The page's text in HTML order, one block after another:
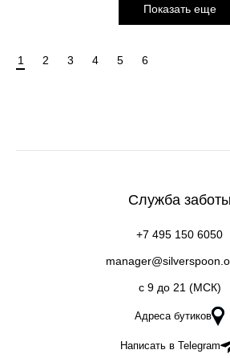
Показать еще
1 2 3 4 5 6
Служба заботы
+7 495 150 6050
c 9 до 21 (МСК)
Адреса бутиков
Написать в Telegram